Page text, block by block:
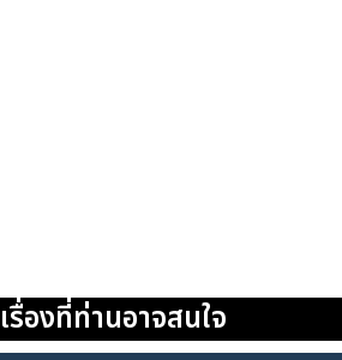
เรื่องที่ท่านอาจสนใจ